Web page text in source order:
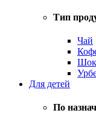
Тип
Чай
Для детей
По